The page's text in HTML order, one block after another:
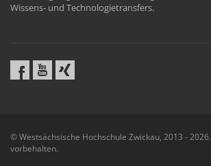
Wissens- und Technologietransfers.
© Westsächsische Hochschule Zwickau, 2013 -
vorbehalten.